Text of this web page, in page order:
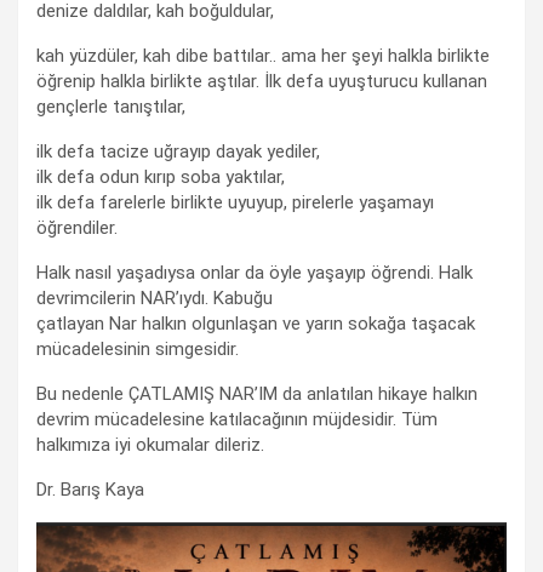
denize daldılar, kah boğuldular,
kah yüzdüler, kah dibe battılar.. ama her şeyi halkla birlikte
öğrenip halkla birlikte aştılar. İlk defa uyuşturucu kullanan
gençlerle tanıştılar,
ilk defa tacize uğrayıp dayak yediler,
ilk defa odun kırıp soba yaktılar,
ilk defa farelerle birlikte uyuyup, pirelerle yaşamayı
öğrendiler.
Halk nasıl yaşadıysa onlar da öyle yaşayıp öğrendi. Halk
devrimcilerin NAR’ıydı. Kabuğu
çatlayan Nar halkın olgunlaşan ve yarın sokağa taşacak
mücadelesinin simgesidir.
Bu nedenle ÇATLAMIŞ NAR’IM da anlatılan hikaye halkın
devrim mücadelesine katılacağının müjdesidir. Tüm
halkımıza iyi okumalar dileriz.
Dr. Barış Kaya